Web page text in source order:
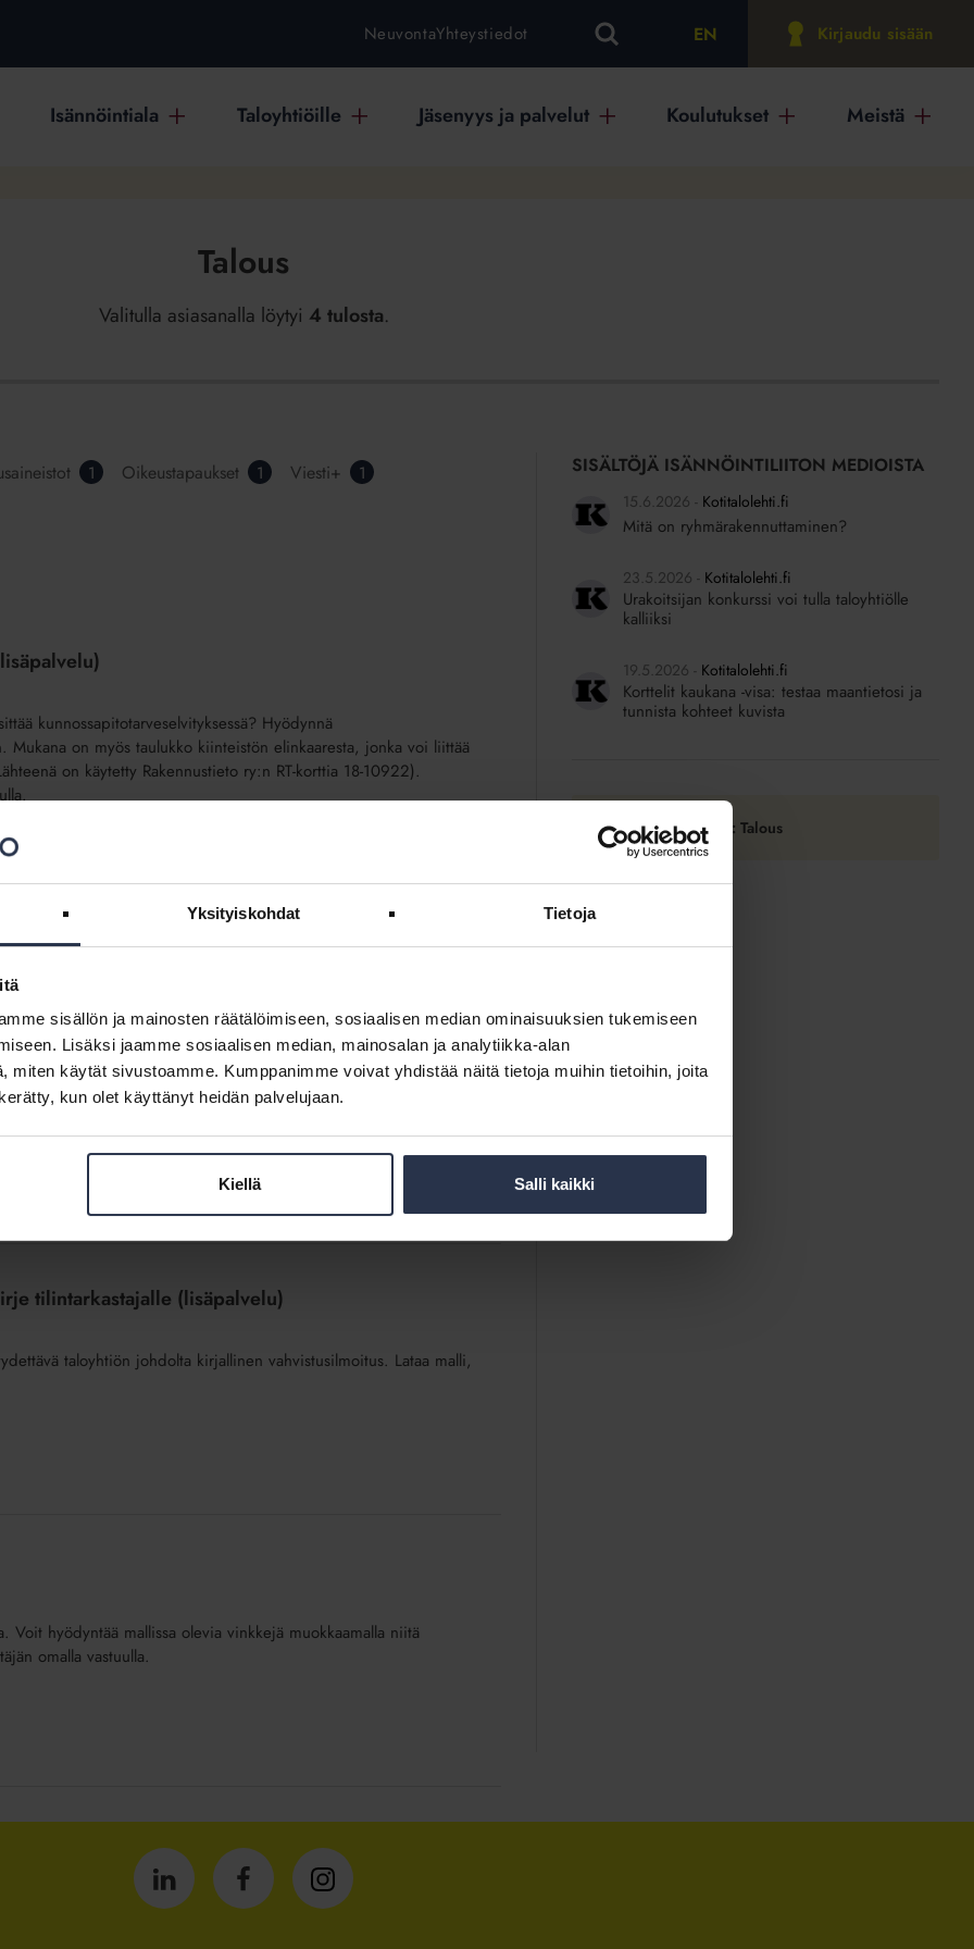
Yksityiskohdat Tietoja
sisällön ja mainosten räätälöimiseen, sosiaalisen median ominaisuuksien tukemiseen
Lisäksi jaamme sosiaalisen median, mainosalan ja analytiikka-alan
miten käytät sivustoamme. Kumppanimme voivat yhdistää näitä tietoja muihin tietoihin, joita
kun olet käyttänyt heidän palvelujaan.
Kiellä Salli kaikki
NeuvontaYhteystiedot EN Kirjaudu sisään
Isännöintiala Taloyhtiöille Jäsenyys ja palvelut Koulutukset Meistä
Talous
Valitulla asiasanalla löytyi 4 tulosta.
1 Oikeustapaukset 1 Viesti+ 1
kunnossapitotarveselvityksessä? Hyödynnä
on myös taulukko kiinteistön elinkaaresta, jonka voi liittää
on käytetty Rakennustieto ry:n RT-korttia 18-10922).
sidonnaisuuksista, yhteenveto toteutuneista
tilintarkastajalle (lisäpalvelu)
taloyhtiön johdolta kirjallinen vahvistusilmoitus. Lataa malli,
Voit hyödyntää mallissa olevia vinkkejä muokkaamalla niitä
omalla vastuulla.
SISÄLTÖJÄ ISÄNNÖINTILIITON MEDIOISTA
15.6.2026 Kotitalolehti.fi
Mitä on ryhmärakennuttaminen?
23.5.2026 Kotitalolehti.fi
Urakoitsijan konkurssi voi tulla taloyhtiölle
kalliiksi
19.5.2026 Kotitalolehti.fi
Korttelit kaukana -visa: testaa maantietosi ja
tunnista kohteet kuvista
Tilaa RSS-syöte: Talous
Isännöintiliitto
LinkedInissä
Isännöintiliitto
Facebookissa
Isännöintiliitto
Instagrammissa